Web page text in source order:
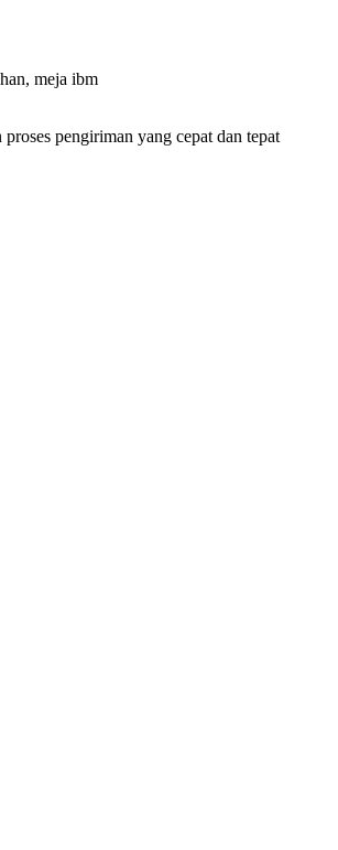
meja ibm
pengiriman yang cepat dan tepat